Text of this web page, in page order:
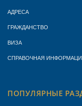
АДРЕСА
ГРАЖДАНСТВО
ВИЗА
СПРАВОЧНАЯ
ПОПУЛЯРНЫЕ